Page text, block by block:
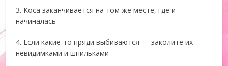
3. Коса заканчивается на том же месте, где и
начиналась
4. Если какие-то пряди выбиваются — заколите их
невидимками и шпильками